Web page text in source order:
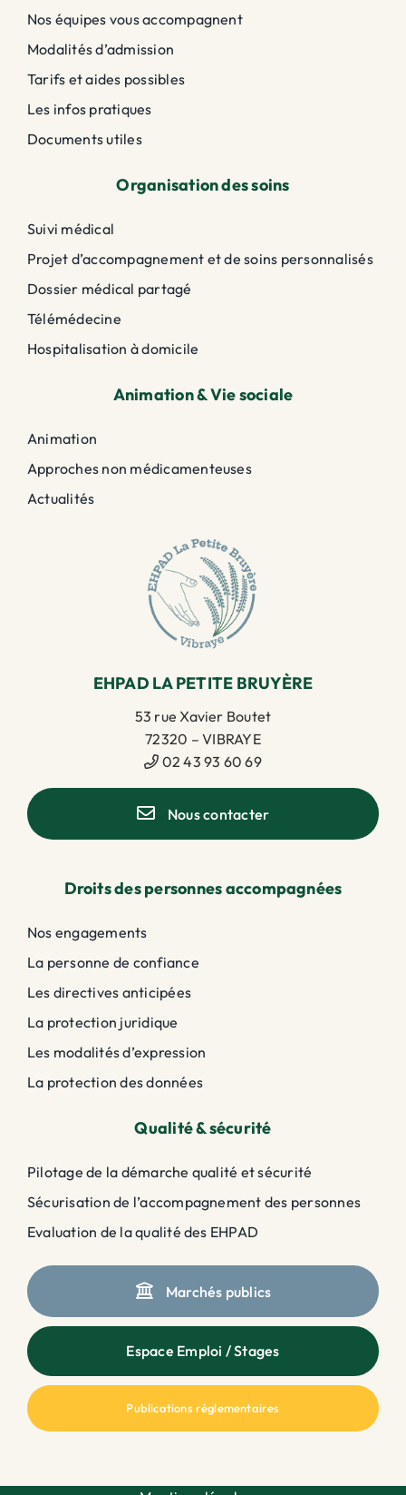
Nos équipes vous accompagnent
Modalités d’admission
Tarifs et aides possibles
Les infos pratiques
Documents utiles
Organisation des soins
Suivi médical
Projet d’accompagnement et de soins personnalisés
Dossier médical partagé
Télémédecine
Hospitalisation à domicile
Animation & Vie sociale
Animation
Approches non médicamenteuses
Actualités
EHPAD LA PETITE BRUYÈRE
53 rue Xavier Boutet
72320 – VIBRAYE
02 43 93 60 69
Nous contacter
Droits des personnes accompagnées
Nos engagements
La personne de confiance
Les directives anticipées
La protection juridique
Les modalités d’expression
La protection des données
Qualité & sécurité
Pilotage de la démarche qualité et sécurité
Sécurisation de l’accompagnement des personnes
Evaluation de la qualité des EHPAD
Marchés publics
Espace Emploi / Stages
Publications réglementaires